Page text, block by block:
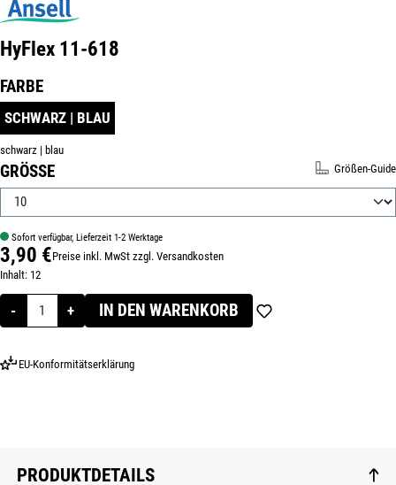
HyFlex 11-618
FARBEAUSWÄHLEN
SCHWARZ | BLAU
schwarz | blau
GRÖSSE
AUSWÄHLEN Größen-Guide
Sofort verfügbar, Lieferzeit 1-2 Werktage
Regulärer Preis:
3,90 €Preise inkl. MwSt zzgl. Versandkosten
Inhalt: 12
- + IN DEN WARENKORB
EU-Konformitätserklärung
Produktnummer:
PRODUKTDETAILS